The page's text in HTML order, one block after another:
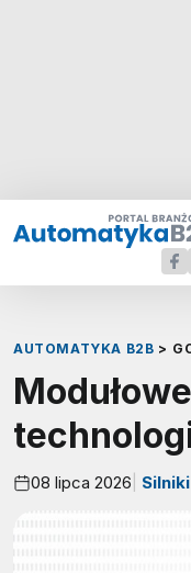
AUTOMATYKA B2B >
08 lipca 2026